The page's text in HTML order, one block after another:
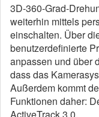
3D-360-Grad-
weiterhin mittels
einschalten. Über
benutzerdefinierte
anpassen und über
dass das
Außerdem kommt
Funktionen daher:
ActiveTrack 3.0.